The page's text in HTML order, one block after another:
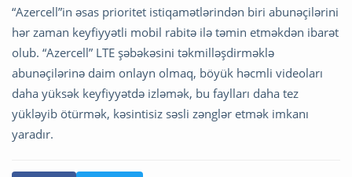
“Azercell”in əsas prioritet istiqamətlərindən biri abunəçilərini
hər zaman keyfiyyətli mobil rabitə ilə təmin etməkdən ibarət
olub. “Azercell” LTE şəbəkəsini təkmilləşdirməklə
abunəçilərinə daim onlayn olmaq, böyük həcmli videoları
daha yüksək keyfiyyətdə izləmək, bu faylları daha tez
yükləyib ötürmək, kəsintisiz səsli zənglər etmək imkanı
yaradır.